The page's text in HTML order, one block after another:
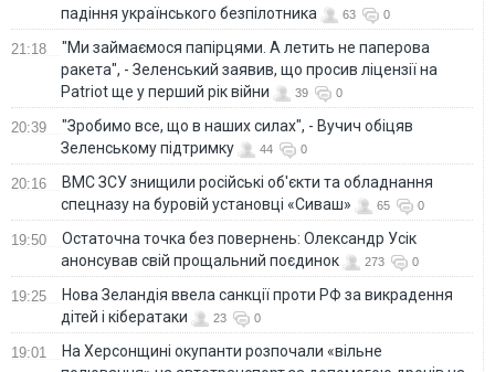
падіння українського безпілотника
63 0
21:18
"Ми займаємося папірцями. А летить не паперова
ракета", - Зеленський заявив, що просив ліцензії на
Patriot ще у перший рік війни
39 0
20:39
"Зробимо все, що в наших силах", - Вучич обіцяв
Зеленському підтримку
44 0
20:16
ВМС ЗСУ знищили російські об'єкти та обладнання
спецназу на буровій установці «Сиваш»
65 0
19:50
Остаточна точка без повернень: Олександр Усік
анонсував свій прощальний поєдинок
273 0
19:25
Нова Зеландія ввела санкції проти РФ за викрадення
дітей і кібератаки
23 0
19:01
На Херсонщині окупанти розпочали «вільне